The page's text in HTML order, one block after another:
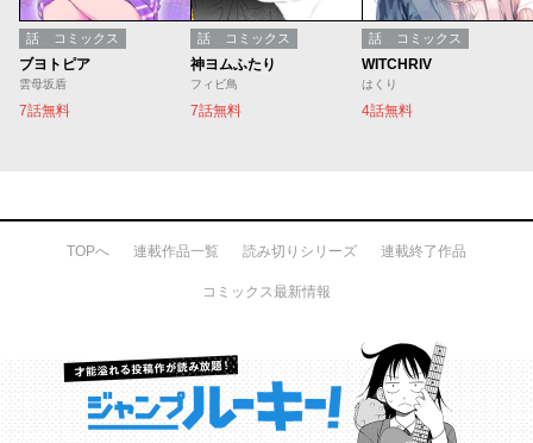
話 コミックス
ブヨトピア
雲母坂盾
7話無料
話 コミックス
神ヨムふたり
フィビ鳥
7話無料
話 コミックス
WITCHRIV
はくり
4話無料
TOPへ 連載作品一覧 読み切りシリーズ 連載終了作品
コミックス最新情報